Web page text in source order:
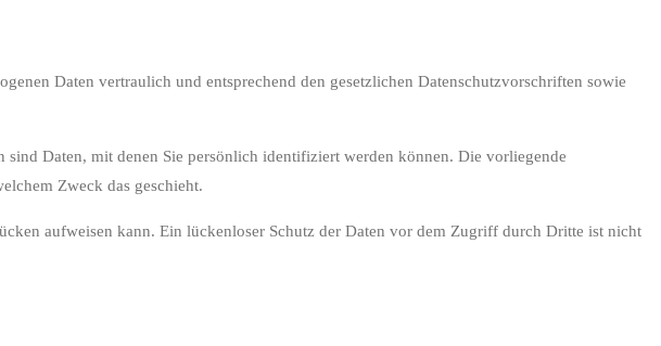
Daten vertraulich und entsprechend den gesetzlichen Datenschutzvorschriften sowie
sind Daten, mit denen Sie persönlich identifiziert werden können. Die vorliegende
Zweck das geschieht.
aufweisen kann. Ein lückenloser Schutz der Daten vor dem Zugriff durch Dritte ist nicht